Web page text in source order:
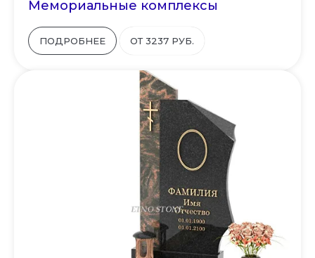
Мемориальные комплексы
ПОДРОБНЕЕ ОТ 3237 РУБ.